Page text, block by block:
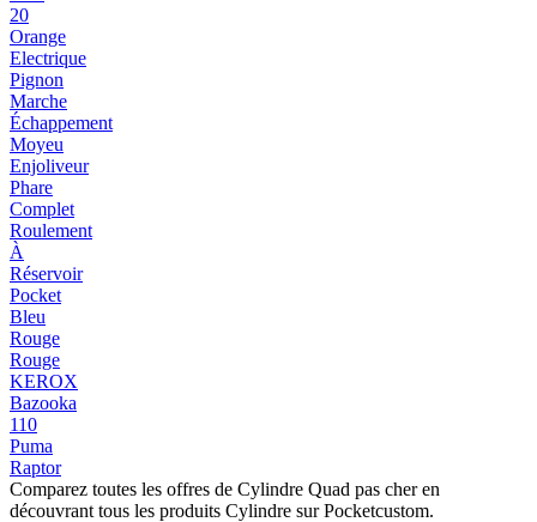
20
Orange
Electrique
Pignon
Marche
Échappement
Moyeu
Enjoliveur
Phare
Complet
Roulement
À
Réservoir
Pocket
Bleu
Rouge
Rouge
KEROX
Bazooka
110
Puma
Raptor
Comparez toutes les offres de Cylindre Quad pas cher en
découvrant tous les produits Cylindre sur Pocketcustom.